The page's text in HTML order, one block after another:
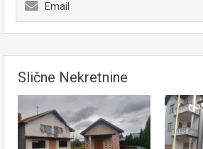
Email
Slične Nekretnine